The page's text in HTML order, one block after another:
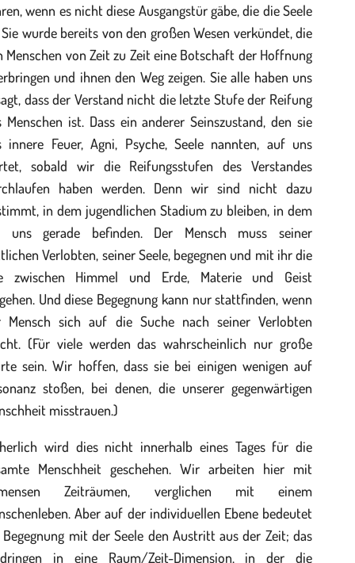
wenn es nicht diese Ausgangstür gäbe, die die Seele
wurde bereits von den großen Wesen verkündet, die
Menschen von Zeit zu Zeit eine Botschaft der Hoffnung
und ihnen den Weg zeigen. Sie alle haben uns
dass der Verstand nicht die letzte Stufe der Reifung
Menschen ist. Dass ein anderer Seinszustand, den sie
innere Feuer, Agni, Psyche, Seele nannten, auf uns
sobald wir die Reifungsstufen des Verstandes
haben werden. Denn wir sind nicht dazu
in dem jugendlichen Stadium zu bleiben, in dem
uns gerade befinden. Der Mensch muss seiner
Verlobten, seiner Seele, begegnen und mit ihr die
zwischen Himmel und Erde, Materie und Geist
Und diese Begegnung kann nur stattfinden, wenn
Mensch sich auf die Suche nach seiner Verlobten
(Für viele werden das wahrscheinlich nur große
sein. Wir hoffen, dass sie bei einigen wenigen auf
stoßen, bei denen, die unserer gegenwärtigen
misstrauen.)
wird dies nicht innerhalb eines Tages für die
Menschheit geschehen. Wir arbeiten hier mit
Zeiträumen, verglichen mit einem
Aber auf der individuellen Ebene bedeutet
mit der Seele den Austritt aus der Zeit; das
in eine Raum/Zeit-Dimension, in der die